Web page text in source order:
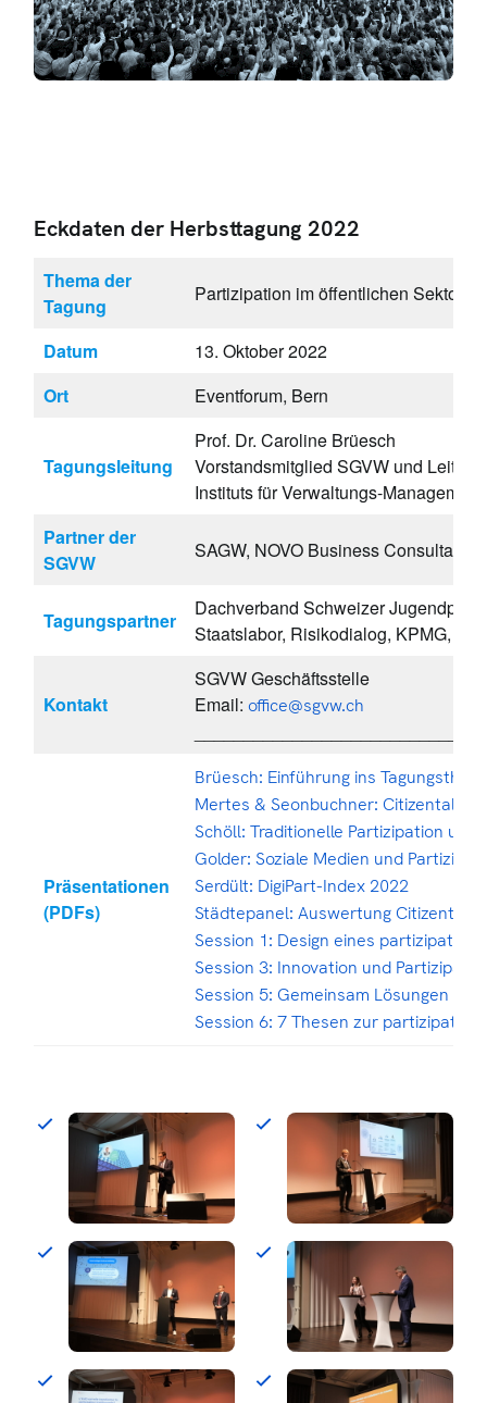
Eckdaten der Herbsttagung 2022
Thema der
Tagung
Partizipation im öffentlichen Sektor
Datum
13. Oktober 2022
Ort
Eventforum, Bern
Tagungsleitung
Prof. Dr. Caroline Brüesch
Vorstandsmitglied SGVW und
Instituts für Verwaltungs-
Partner der
SGVW
SAGW, NOVO Business Consultants
Tagungspartner
Dachverband Schweizer
Staatslabor, Risikodialog, KPMG,
Kontakt
SGVW Geschäftsstelle
Email: office@sgvw.ch
Präsentationen
(PDFs)
Brüesch: Einführung ins
Mertes & Seonbuchner: Citizentalk
Schöll: Traditionelle Partizipation und
Golder: Soziale Medien und
Serdült: DigiPart-Index 2022
Städtepanel: Auswertung Citizentalk
Session 1: Design eines partizipativen
Session 3: Innovation und
Session 5: Gemeinsam Lösungen
Session 6: 7 Thesen zur